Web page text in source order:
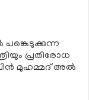
പ്രതിരോധ
മുഹമ്മദ് അല്‍